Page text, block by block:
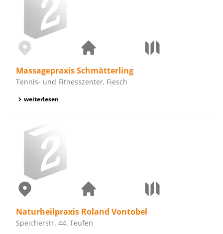
Massagepraxis Schmätterling
Tennis- und Fitnesszenter, Fiesch
weiterlesen
Naturheilpraxis Roland Vontobel
Speicherstr. 44, Teufen